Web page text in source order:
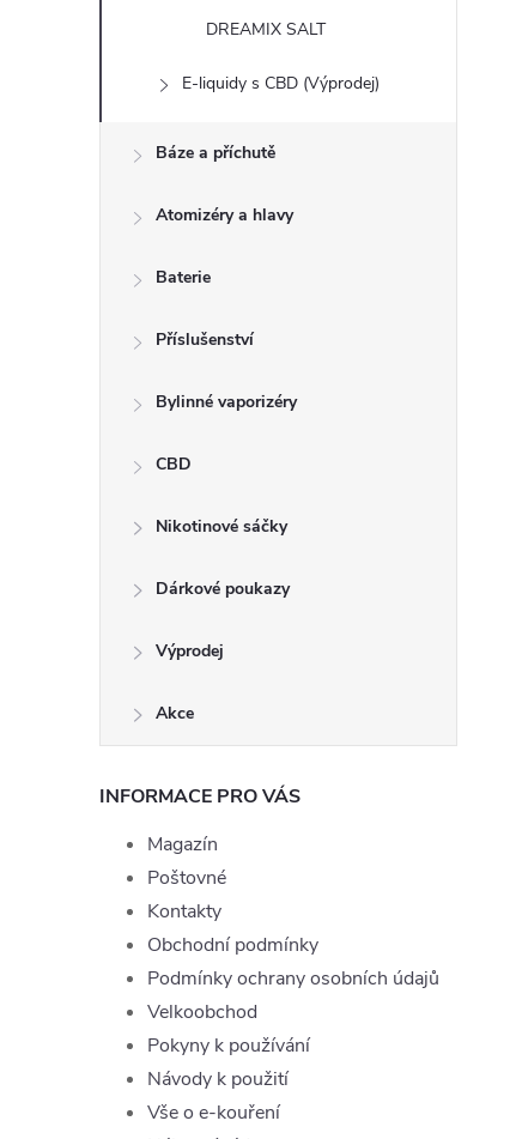
DREAMIX SALT
E-liquidy s CBD (Výprodej)
Báze a příchutě
Atomizéry a hlavy
Baterie
Příslušenství
Bylinné vaporizéry
CBD
Nikotinové sáčky
Dárkové poukazy
Výprodej
Akce
INFORMACE PRO VÁS
Magazín
Poštovné
Kontakty
Obchodní podmínky
Podmínky ochrany osobních údajů
Velkoobchod
Pokyny k používání
Návody k použití
Vše o e-kouření
Cherry
Liquid TOP Joyetech
199 Kč